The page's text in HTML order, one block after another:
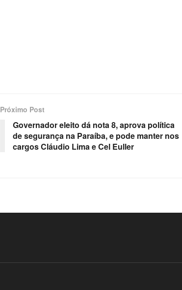
Próximo Post
Governador eleito dá nota 8, aprova política
de segurança na Paraíba, e pode manter nos
cargos Cláudio Lima e Cel Euller